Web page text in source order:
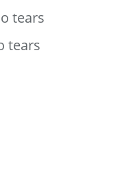
tears
tears